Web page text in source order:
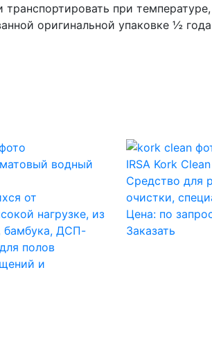
при
оригинальной упаковке ½
водный
от
нагрузке, из
бамбука, ДСП-
полов
и
IRSA Kork Clean
Средство для
очистки,
Цена: по
Заказать